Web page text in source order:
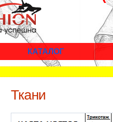
КАТАЛОГ
Ткани